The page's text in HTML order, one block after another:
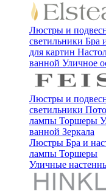
Люстры и
светильники Бра
для картин
ванной Уличное
Люстры и
светильники
лампы Торшеры
ванной Зеркала
Люстры Бра и
лампы Торшеры
Уличные